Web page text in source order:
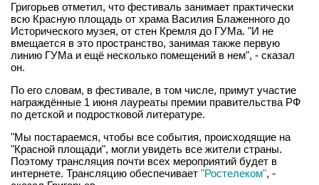
Григорьев отметил, что фестиваль занимает практически
всю Красную площадь от храма Василия Блаженного до
Исторического музея, от стен Кремля до ГУМа. "И не
вмещается в это пространство, занимая также первую
линию ГУМа и ещё несколько помещений в нем", - сказал
он.
По его словам, в фестивале, в том числе, примут участие
награждённые 1 июня лауреаты премии правительства РФ
по детской и подростковой литературе.
"Мы постараемся, чтобы все события, происходящие на
"Красной площади", могли увидеть все жители страны.
Поэтому трансляция почти всех мероприятий будет в
интернете. Трансляцию обеспечивает "Ростелеком", -